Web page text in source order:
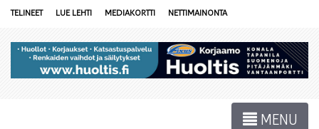
TELINEET LUE LEHTI MEDIAKORTTI NETTIMAINONTA
MENU